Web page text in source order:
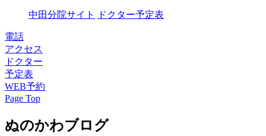
中田分院サイト ドクター予定表
電話
アクセス
ドクター
予定表
WEB予約
Page Top
ぬのかわブログ